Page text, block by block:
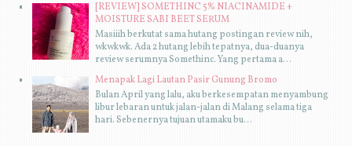
[REVIEW] SOMETHINC 5% NIACINAMIDE +
MOISTURE SABI BEET SERUM
Masiiih berkutat sama hutang postingan review nih,
wkwkwk. Ada 2 hutang lebih tepatnya, dua-duanya
review serumnya Somethinc. Yang pertama a...
Menapak Lagi Lautan Pasir Gunung Bromo
Bulan April yang lalu, aku berkesempatan menyambung
libur lebaran untuk jalan-jalan di Malang selama tiga
hari. Sebenernya tujuan utamaku bu...